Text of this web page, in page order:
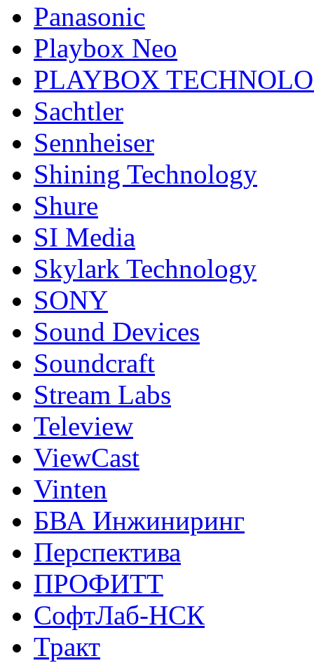
Panasonic
Playbox Neo
PLAYBOX
Sachtler
Sennheiser
Shining Technology
Shure
SI Media
Skylark Technology
SONY
Sound Devices
Soundcraft
Stream Labs
Teleview
ViewCast
Vinten
БВА Инжиниринг
Перспектива
ПРОФИТТ
СофтЛаб-НСК
Тракт